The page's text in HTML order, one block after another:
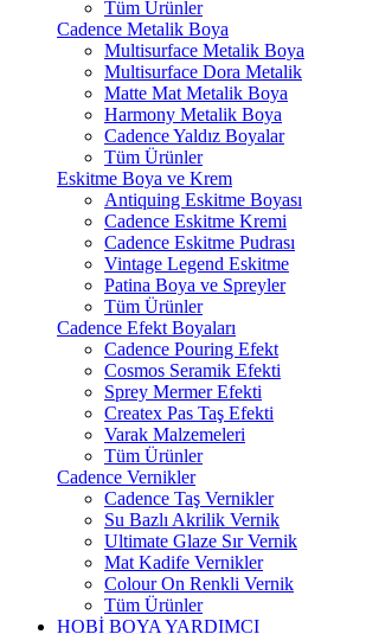
Tüm Ürünler
Cadence Metalik Boya
Multisurface Metalik Boya
Multisurface Dora Metalik
Matte Mat Metalik Boya
Harmony Metalik Boya
Cadence Yaldız Boyalar
Tüm Ürünler
Eskitme Boya ve Krem
Antiquing Eskitme Boyası
Cadence Eskitme Kremi
Cadence Eskitme Pudrası
Vintage Legend Eskitme
Patina Boya ve Spreyler
Tüm Ürünler
Cadence Efekt Boyaları
Cadence Pouring Efekt
Cosmos Seramik Efekti
Sprey Mermer Efekti
Createx Pas Taş Efekti
Varak Malzemeleri
Tüm Ürünler
Cadence Vernikler
Cadence Taş Vernikler
Su Bazlı Akrilik Vernik
Ultimate Glaze Sır Vernik
Mat Kadife Vernikler
Colour On Renkli Vernik
Tüm Ürünler
HOBİ BOYA YARDIMCI